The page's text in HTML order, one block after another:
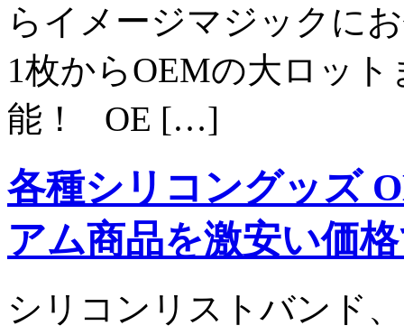
らイメージマジックに
1枚からOEMの大ロッ
能！ OE […]
各種シリコングッズ
アム商品を激安い価
シリコンリストバンド